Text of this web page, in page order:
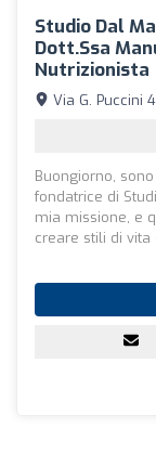
Studio Dal
Dott.ssa
Nutrizionista
Via G. Puccini
Buongiorno,
fondatrice di
mia missione, e
creare stili di vita